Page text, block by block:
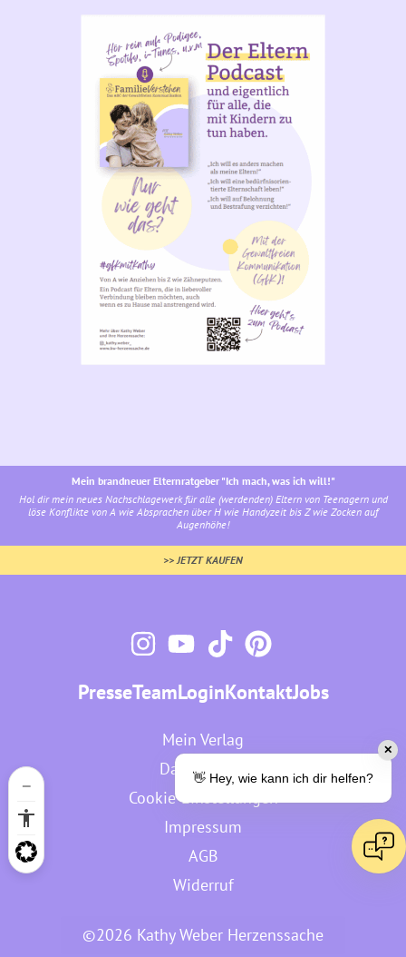
Mein brandneuer Elternratgeber "Ich mach, was ich will!"
Hol dir mein neues Nachschlagewerk für alle (werdenden) Eltern von Teenagern und
löse Konflikte von A wie Absprachen über H wie Handyzeit bis Z wie Zocken auf
Augenhöhe!
>> JETZT KAUFEN
PresseTeamLoginKontaktJobs
Mein Verlag
Datenschutz
Cookie-Einstellungen
Impressum
AGB
Widerruf
©2026 Kathy Weber Herzenssache
✕
👋 Hey, wie kann ich dir helfen?